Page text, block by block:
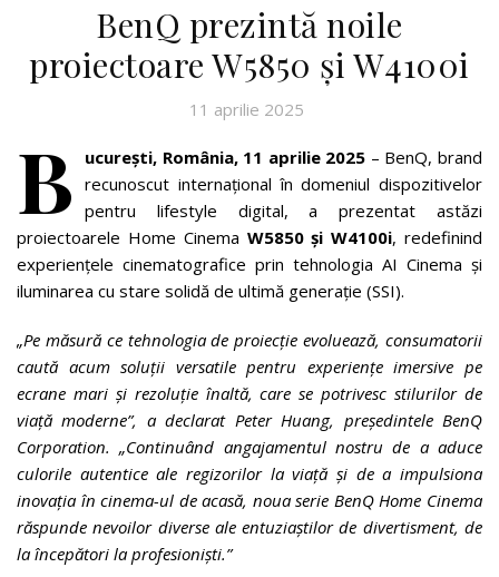
BenQ prezintă noile
proiectoare W5850 și W4100i
11 aprilie 2025
B ucurești, România, 11 aprilie 2025 – BenQ, brand
recunoscut internațional în domeniul dispozitivelor
pentru lifestyle digital, a prezentat astăzi
proiectoarele Home Cinema W5850 și W4100i, redefinind
experiențele cinematografice prin tehnologia AI Cinema și
iluminarea cu stare solidă de ultimă generație (SSI).
„Pe măsură ce tehnologia de proiecție evoluează, consumatorii
caută acum soluții versatile pentru experiențe imersive pe
ecrane mari și rezoluție înaltă, care se potrivesc stilurilor de
viață moderne”, a declarat Peter Huang, președintele BenQ
Corporation. „Continuând angajamentul nostru de a aduce
culorile autentice ale regizorilor la viață și de a impulsiona
inovația în cinema-ul de acasă, noua serie BenQ Home Cinema
răspunde nevoilor diverse ale entuziaștilor de divertisment, de
la începători la profesioniști.”